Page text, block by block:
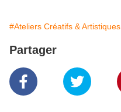
#Ateliers Créatifs & Artistiques
Partager